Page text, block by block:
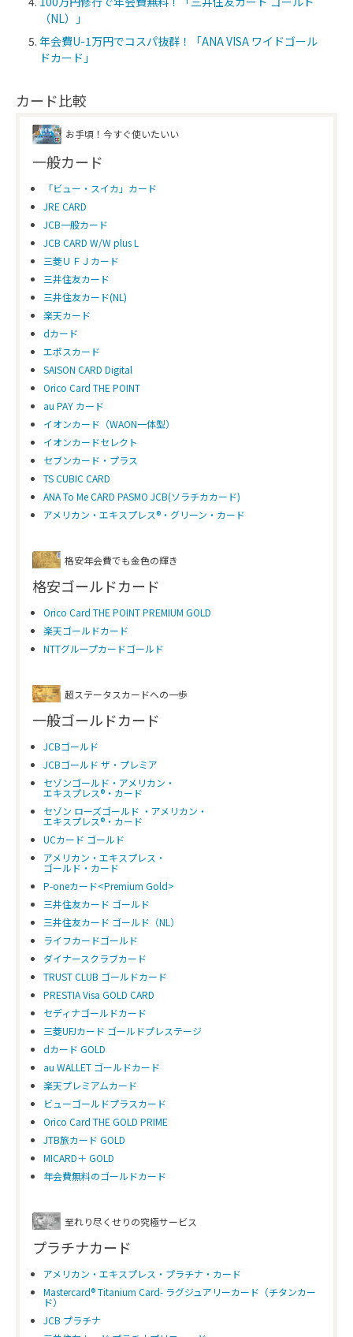
（NL）」
年会費U-1万円でコスパ抜群！「ANA VISA ワイドゴール
ドカード」
カード比較
お手頃！今すぐ使いたいい
一般カード
「ビュー・スイカ」カード
JRE CARD
JCB一般カード
JCB CARD W/W plus L
三菱ＵＦＪカード
三井住友カード
三井住友カード(NL)
楽天カード
dカード
エポスカード
SAISON CARD Digital
Orico Card THE POINT
au PAY カード
イオンカード（WAON一体型）
イオンカードセレクト
セブンカード・プラス
TS CUBIC CARD
ANA To Me CARD PASMO JCB(ソラチカカード)
アメリカン・エキスプレス®・グリーン・カード
格安年会費でも金色の輝き
格安ゴールドカード
Orico Card THE POINT PREMIUM GOLD
楽天ゴールドカード
NTTグループカードゴールド
超ステータスカードへの一歩
一般ゴールドカード
JCBゴールド
JCBゴールド ザ・プレミア
セゾンゴールド・アメリカン・
エキスプレス®・カード
セゾン ローズゴールド ・アメリカン・
エキスプレス®・カード
UCカード ゴールド
アメリカン・エキスプレス・
ゴールド・カード
P-oneカード<Premium Gold>
三井住友カード ゴールド
三井住友カード ゴールド（NL）
ライフカードゴールド
ダイナースクラブカード
TRUST CLUB ゴールドカード
PRESTIA Visa GOLD CARD
セディナゴールドカード
三菱UFJカード ゴールドプレステージ
dカード GOLD
au WALLET ゴールドカード
楽天プレミアムカード
ビューゴールドプラスカード
Orico Card THE GOLD PRIME
JTB旅カード GOLD
MICARD＋ GOLD
年会費無料のゴールドカード
至れり尽くせりの究極サービス
プラチナカード
アメリカン・エキスプレス・プラチナ・カード
Mastercard® Titanium Card- ラグジュアリーカード（チタンカー
ド）
JCB プラチナ